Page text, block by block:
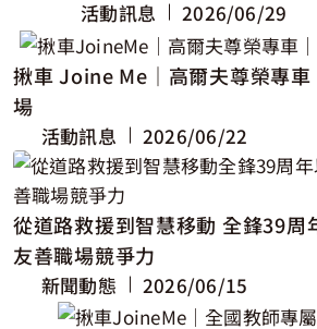
活動訊息 2026/06/29
揪車 Joine Me｜高爾夫尊榮專
場
活動訊息 2026/06/22
從道路救援到智慧移動 全鋒39周
友善職場競爭力
新聞動態 2026/06/15